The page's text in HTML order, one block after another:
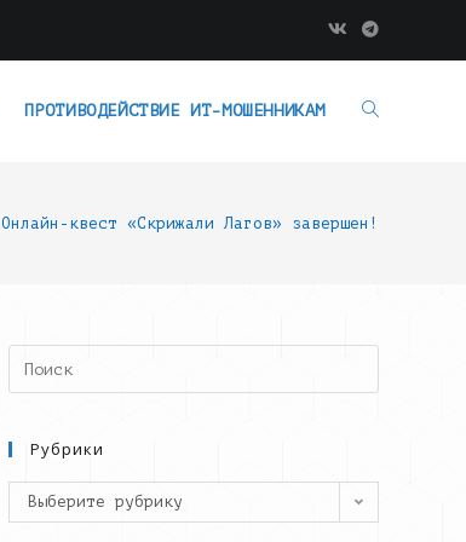
ПРОТИВОДЕЙСТВИЕ ИТ-МОШЕННИКАМ
Онлайн-квест «Скрижали Лагов» завершен!
Search
this
Рубрики
Рубрики
Выберите рубрику